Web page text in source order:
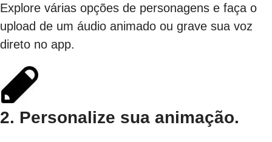
Explore várias opções de personagens e faça o
upload de um áudio animado ou grave sua voz
direto no app.
2. Personalize sua animação.